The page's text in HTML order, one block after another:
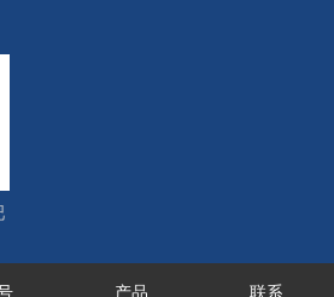
产品 联系